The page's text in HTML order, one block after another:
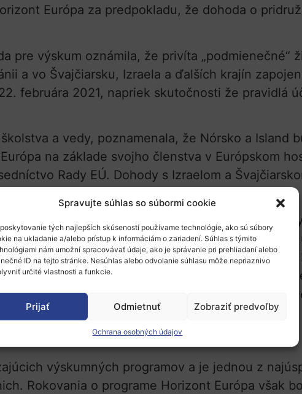
Spravujte súhlas so súbormi cookie
tých najlepších skúseností používame technológie, ako sú súbory
na ukladanie a/alebo prístup k informáciám o zariadení. Súhlas s týmito
nám umožní spracovávať údaje, ako je správanie pri prehliadaní alebo
ID na tejto stránke. Nesúhlas alebo odvolanie súhlasu môže nepriaznivo
určité vlastnosti a funkcie.
Prijať Odmietnuť Zobraziť predvoľby
Ochrana osobných údajov
Európa za predpokladu, že dohoda o
pre výskum oznámila, že privíta „podmienečné“
a vo Švajčiarsku, Izraela a ďalších krajín
februára 2021, napriek skutočnosti že pravidlá
a vedy, poznamenala, že Nórsko a Island
na základe svojho členstva v Európskom
Rady EÚ. Dohody s Izraelom a
Slovinska.
ustanovenia, ktoré sú rovnaké pre
terorizmu a daňovým únikom –
výskumných a inovačných vzťahov medzi
k finančným nástrojom prostredníctvom
že Spojené kráľovstvo nebude súčasťou
rozpočet.“
výskumných programov a je jednou z
Rokovania o programe Horizont Európa však